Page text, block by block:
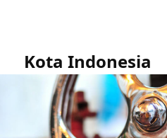
Kota Indonesia